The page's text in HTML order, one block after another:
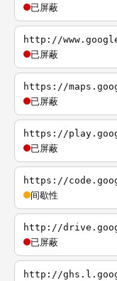
已屏蔽
http://
已屏蔽
https://
已屏蔽
https://
已屏蔽
https://
间歇性
http://
已屏蔽
http://